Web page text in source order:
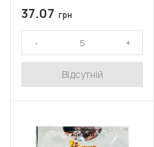
37.07 грн
Відсутній